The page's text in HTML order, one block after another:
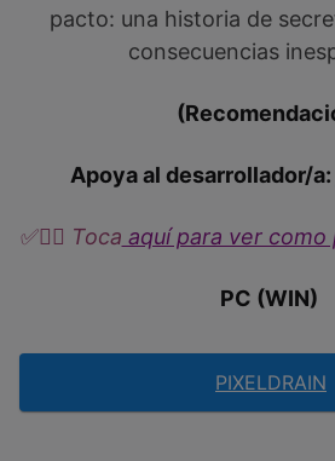
pacto: una historia de
consecuencias
Apoya al desarrollador/a:
✅👉🏼​​ Toca aquí para ver como
PC (WIN)
PIXELDRAIN